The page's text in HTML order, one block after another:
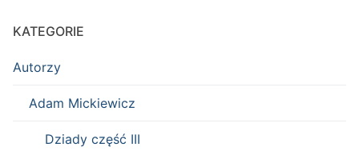
KATEGORIE
Autorzy
Adam Mickiewicz
Dziady część III